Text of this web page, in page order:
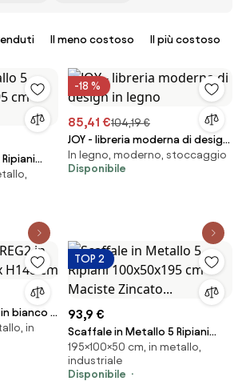
Il meno costoso Il più costoso
-18 %
85,41 €104,19 €
JOY - libreria moderna di design
in legno
In legno, moderno, stoccaggio
Disponibile
in bianco -
in
TOP 2
93,9 €
Scaffale in Metallo 5 Ripiani
100x50x195 cm Maciste
Zincato...
195×100×50 cm, in metallo,
industriale
Disponibile